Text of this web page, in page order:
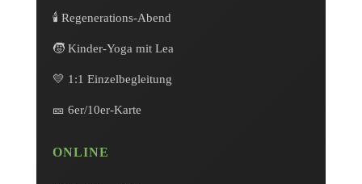
🕯️ Regenerations-Abend
🧒 Kinder-Yoga mit Lea
💛 1:1 Einzelbegleitung
🎫 6er/10er-Karte
ONLINE